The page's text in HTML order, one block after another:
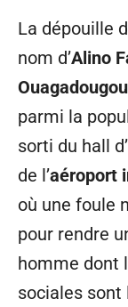
La dépouille
nom d’Alino
Ouagadougou
parmi la
sorti du hall
de l’aéroport
où une foule
pour rendre
homme dont
sociales sont